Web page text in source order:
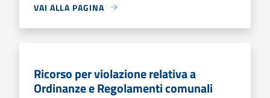
VAI ALLA PAGINA
Ricorso per violazione relativa a
Ordinanze e Regolamenti comunali